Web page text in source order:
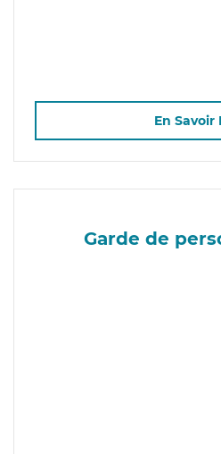
En Savoir
Garde de